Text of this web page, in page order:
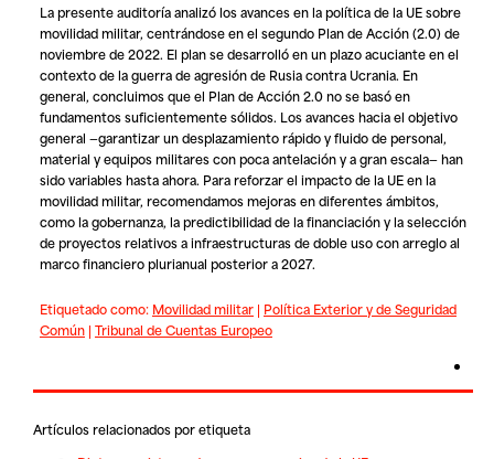
La presente auditoría analizó los avances en la política de la UE sobre
movilidad militar, centrándose en el segundo Plan de Acción (2.0) de
noviembre de 2022. El plan se desarrolló en un plazo acuciante en el
contexto de la guerra de agresión de Rusia contra Ucrania. En
general, concluimos que el Plan de Acción 2.0 no se basó en
fundamentos suficientemente sólidos. Los avances hacia el objetivo
general —garantizar un desplazamiento rápido y fluido de personal,
material y equipos militares con poca antelación y a gran escala— han
sido variables hasta ahora. Para reforzar el impacto de la UE en la
movilidad militar, recomendamos mejoras en diferentes ámbitos,
como la gobernanza, la predictibilidad de la financiación y la selección
de proyectos relativos a infraestructuras de doble uso con arreglo al
marco financiero plurianual posterior a 2027.
Etiquetado como: Movilidad militar| Política Exterior y de Seguridad
Común| Tribunal de Cuentas Europeo
Artículos relacionados por etiqueta